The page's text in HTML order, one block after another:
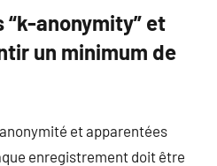
anonymity” et
un minimum de
et apparentées
enregistrement doit être